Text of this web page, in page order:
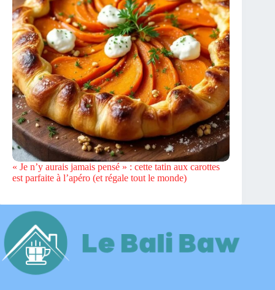
« Je n’y aurais jamais pensé » : cette tatin aux carottes
est parfaite à l’apéro (et régale tout le monde)